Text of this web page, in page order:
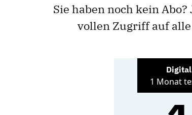
Sie haben noch kein
vollen Zugriff auf
Digital
1 Monat